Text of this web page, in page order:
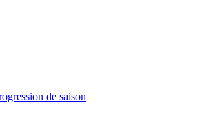
de saison